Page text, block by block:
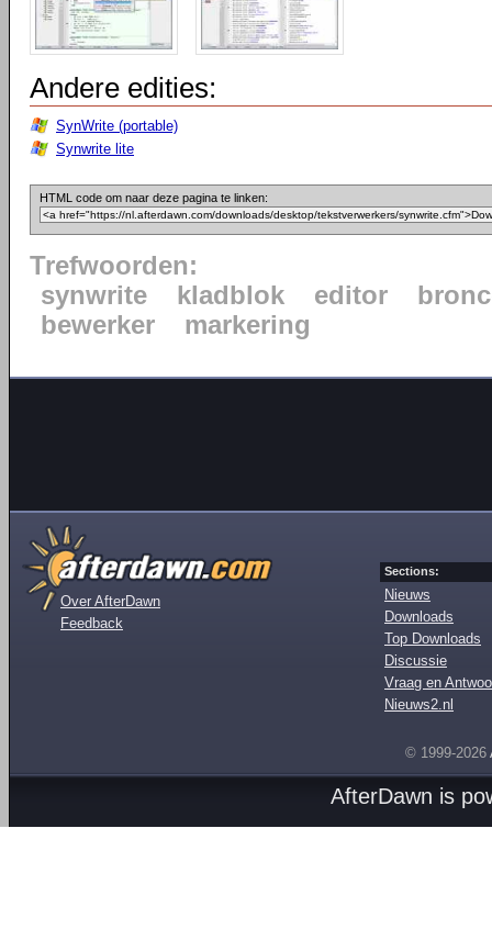
Andere edities:
SynWrite (portable)
Synwrite lite
HTML code om naar deze pagina te linken:
Trefwoorden:
synwrite
kladblok editor
bewerker
markering
Over AfterDawn
Feedback
Sections:
Nieuws
Downloads
Top Downloads
Discussie
Vraag en
Nieuws2.nl
© 1999-2026
AfterDawn is